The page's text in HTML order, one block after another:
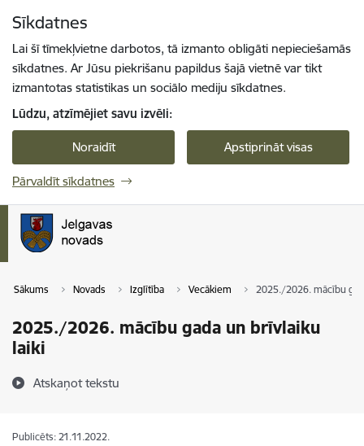
Sīkdatnes
Lai šī tīmekļvietne darbotos, tā izmanto obligāti nepieciešamās
sīkdatnes. Ar Jūsu piekrišanu papildus šajā vietnē var tikt
izmantotas statistikas un sociālo mediju sīkdatnes.
Lūdzu, atzīmējiet savu izvēli:
Noraidīt Apstiprināt visas
Pārvaldīt sīkdatnes
Sākums Novads Izglītība Vecākiem 2025./2026. mācību
2025./2026. mācību gada un brīvlaiku
laiki
Atskaņot tekstu
Publicēts: 21.11.2022.